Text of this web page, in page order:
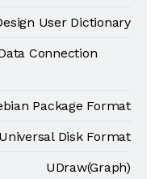
User Dictionary
Connection
Package Format
Universal Disk Format
UDraw(Graph)